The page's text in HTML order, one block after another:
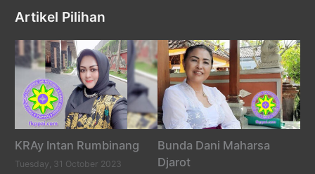
Artikel Pilihan
KRAy Intan Rumbinang
Tuesday, 31 October 2023
Bunda Dani Maharsa
Djarot